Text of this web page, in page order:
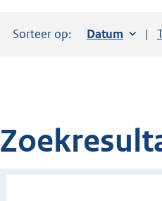
Sorteer op: Sorteer op:
Datum